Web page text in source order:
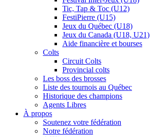
Tic, Tap & Toc (U12)
FestiPierre (U15)
Jeux du Québec (U18)
Jeux du Canada (U18, U21)
Aide financière et bourses
Colts
Circuit Colts
Provincial colts
Les boss des brosses
Liste des tournois au Québec
Historique des champions
Agents Libres
À propos
Soutenez votre fédération
Notre fédération